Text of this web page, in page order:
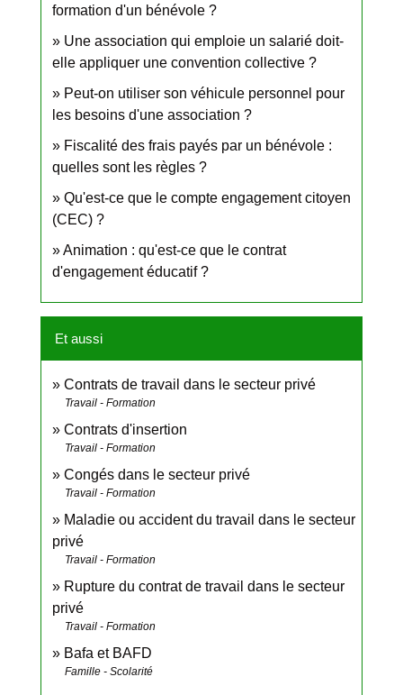
formation d'un bénévole ?
Une association qui emploie un salarié doit-
elle appliquer une convention collective ?
Peut-on utiliser son véhicule personnel pour
les besoins d'une association ?
Fiscalité des frais payés par un bénévole :
quelles sont les règles ?
Qu'est-ce que le compte engagement citoyen
(CEC) ?
Animation : qu'est-ce que le contrat
d'engagement éducatif ?
Et aussi
Contrats de travail dans le secteur privé
Travail - Formation
Contrats d'insertion
Travail - Formation
Congés dans le secteur privé
Travail - Formation
Maladie ou accident du travail dans le secteur
privé
Travail - Formation
Rupture du contrat de travail dans le secteur
privé
Travail - Formation
Bafa et BAFD
Famille - Scolarité